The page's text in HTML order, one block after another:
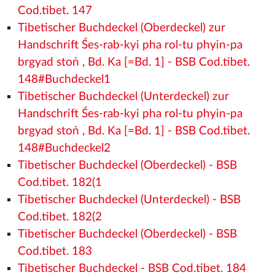
Cod.tibet. 147
Tibetischer Buchdeckel (Oberdeckel) zur
Handschrift Śes-rab-kyi pha rol-tu phyin-pa
brgyad stoṅ , Bd. Ka [=Bd. 1] - BSB Cod.tibet.
148#Buchdeckel1
Tibetischer Buchdeckel (Unterdeckel) zur
Handschrift Śes-rab-kyi pha rol-tu phyin-pa
brgyad stoṅ , Bd. Ka [=Bd. 1] - BSB Cod.tibet.
148#Buchdeckel2
Tibetischer Buchdeckel (Oberdeckel) - BSB
Cod.tibet. 182(1
Tibetischer Buchdeckel (Unterdeckel) - BSB
Cod.tibet. 182(2
Tibetischer Buchdeckel (Oberdeckel) - BSB
Cod.tibet. 183
Tibetischer Buchdeckel - BSB Cod.tibet. 184